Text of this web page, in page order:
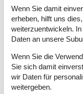
eine Vielzahl an
der Westküstenroute
charmanter Hafenort
renommierten
Hafen oder auch
dänischen Westküste
Erholung und Aktivität
wünschst.
Wenn Sie damit
erheben, hilft uns
weiterzuentwickeln.
Daten an unsere
Wenn Sie die
Sie sich damit
wir Daten für
weitergeben.